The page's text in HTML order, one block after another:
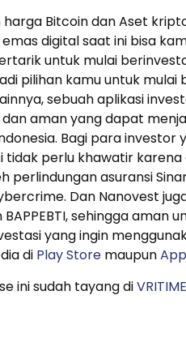
Bitcoin dan Aset
digital saat ini bisa
untuk mulai
pilihan kamu untuk mulai
sebuah aplikasi
aman yang dapat
Bagi para investor
tidak perlu khawatir
perlindungan asuransi
Dan Nanovest
sehingga aman
yang ingin
di Play Store maupun
ini sudah tayang di